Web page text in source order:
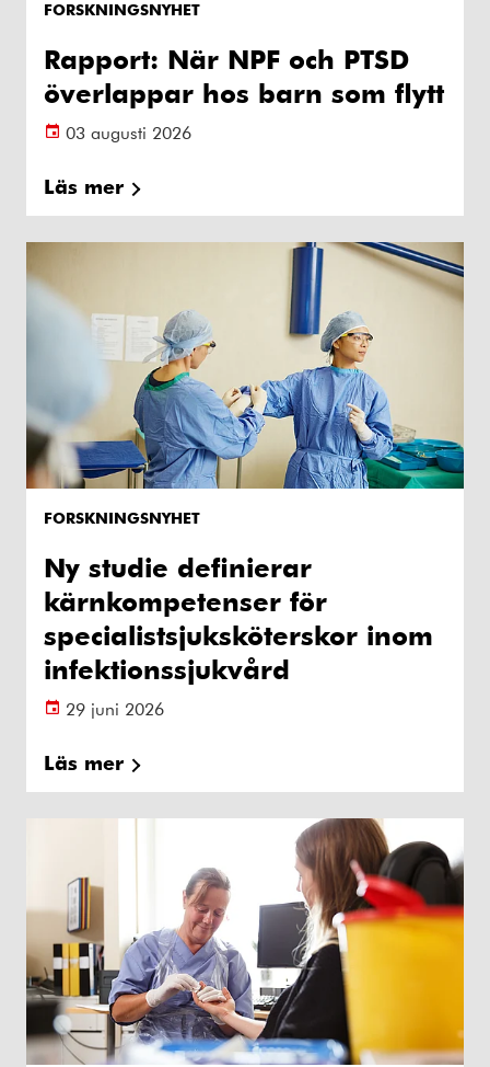
FORSKNINGSNYHET
Rapport: När NPF och PTSD
överlappar hos barn som flytt
03 augusti 2026
Läs mer
FORSKNINGSNYHET
Ny studie definierar
kärnkompetenser för
specialistsjuksköterskor inom
infektionssjukvård
29 juni 2026
Läs mer